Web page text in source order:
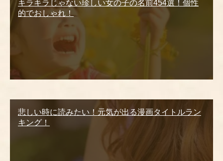
キラキラじゃない珍しい女の子の名前454選！個性
的でおしゃれ！
悲しい時に読みたい！元気が出る漫画タイトルラン
キング！